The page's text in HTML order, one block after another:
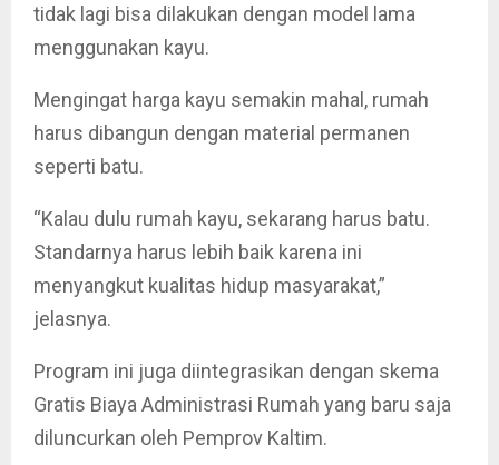
tidak lagi bisa dilakukan dengan model lama
menggunakan kayu.
Mengingat harga kayu semakin mahal, rumah
harus dibangun dengan material permanen
seperti batu.
“Kalau dulu rumah kayu, sekarang harus batu.
Standarnya harus lebih baik karena ini
menyangkut kualitas hidup masyarakat,”
jelasnya.
Program ini juga diintegrasikan dengan skema
Gratis Biaya Administrasi Rumah yang baru saja
diluncurkan oleh Pemprov Kaltim.